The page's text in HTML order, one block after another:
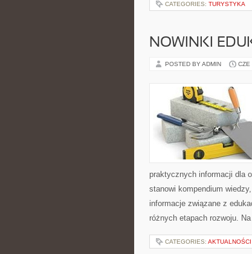
CATEGORIES: TURYSTYKA
NOWINKI
POSTED BY ADMIN CZE
praktycznych informacji dla
stanowi kompendium
informacje związane z
różnych etapach rozwoju.
CATEGORIES: